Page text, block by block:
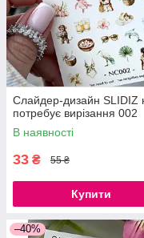
Слайдер-дизайн SLIDIZ
потребує вирізання 002
В наявності
33 ₴ 55 ₴
Купити
–40%